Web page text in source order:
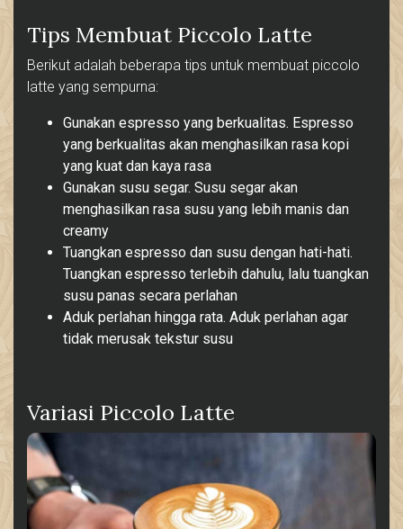
Tips Membuat Piccolo Latte
Berikut adalah beberapa tips untuk membuat piccolo
latte yang sempurna:
Gunakan espresso yang berkualitas. Espresso
yang berkualitas akan menghasilkan rasa kopi
yang kuat dan kaya rasa
Gunakan susu segar. Susu segar akan
menghasilkan rasa susu yang lebih manis dan
creamy
Tuangkan espresso dan susu dengan hati-hati.
Tuangkan espresso terlebih dahulu, lalu tuangkan
susu panas secara perlahan
Aduk perlahan hingga rata. Aduk perlahan agar
tidak merusak tekstur susu
Variasi Piccolo Latte